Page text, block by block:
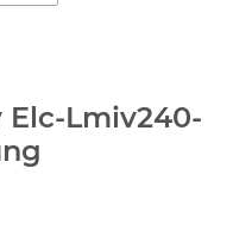
Lmiv240-